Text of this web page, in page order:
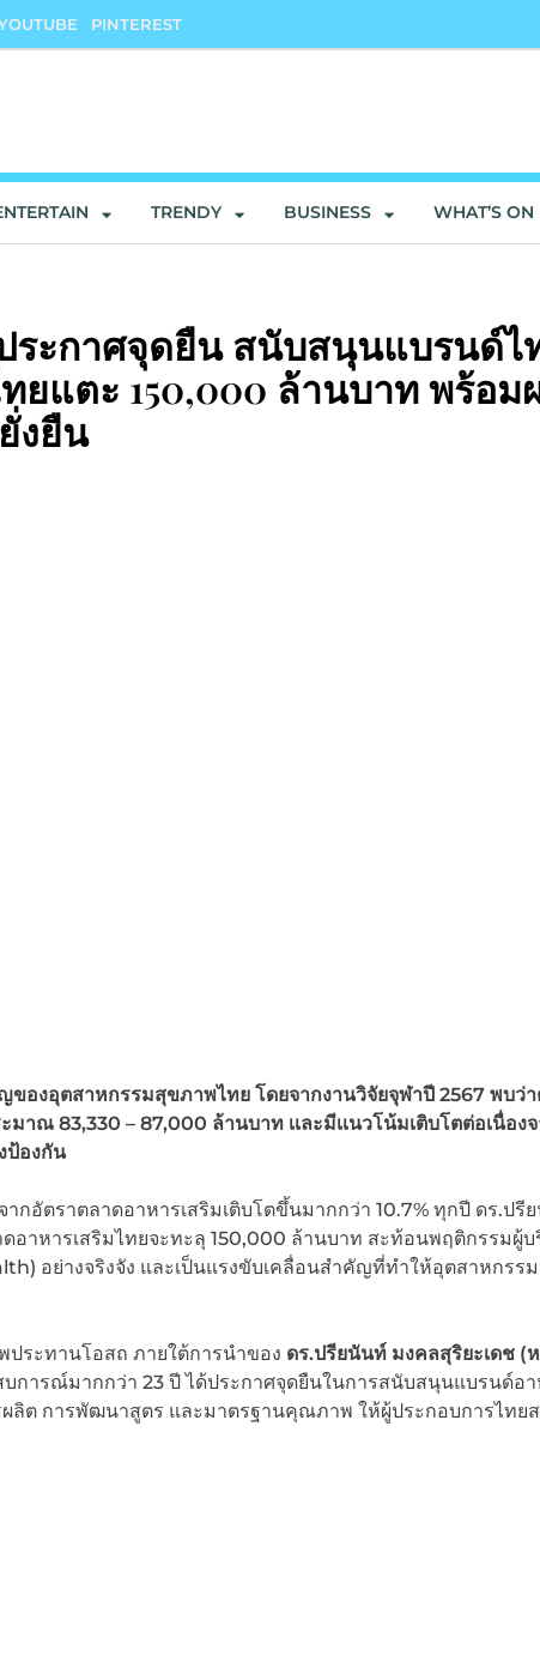
PINTEREST
TRENDY BUSINESS WHAT’S ON
ระกาศจุดยืน สนับสนุนแบรนด์
ยแตะ 150,000 ล้านบาท พร้อ
งยืน
องอุตสาหกรรมสุขภาพไทย โดยจากงานวิจัยจุฬาปี 2567 พบว่
าณ 83,330 – 87,000 ล้านบาท เเละมีเเนวโน้มเติบโตต่อเนื่อง
ป้องกัน
กอัตราตลาดอาหารเสริมเติบโตขึ้นมากกว่า 10.7% ทุกปี ดร.ปรี
อาหารเสริมไทยจะทะลุ 150,000 ล้านบาท สะท้อนพฤติกรรมผู้
อย่างจริงจัง และเป็นแรงขับเคลื่อนสำคัญที่ทำให้อุตสาหกรร
ประทานโอสถ ภายใต้การนำของ ดร.ปรียนันท์ มงคลสุริยะเดช (
การณ์มากกว่า 23 ปี ได้ประกาศจุดยืนในการสนับสนุนแบรนด์อา
ลิต การพัฒนาสูตร และมาตรฐานคุณภาพ ให้ผู้ประกอบการไทย